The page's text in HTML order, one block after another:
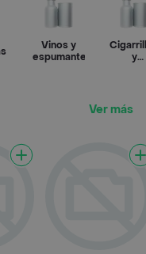
Vinos y
espumantes
y
Ver más